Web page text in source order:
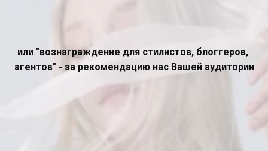
или "вознаграждение для стилистов, блоггеров,
агентов" - за рекомендацию нас Вашей аудитории